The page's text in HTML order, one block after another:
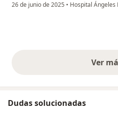
26 de junio de 2025 • Hospital Ángeles
Ver
Dudas solucionadas